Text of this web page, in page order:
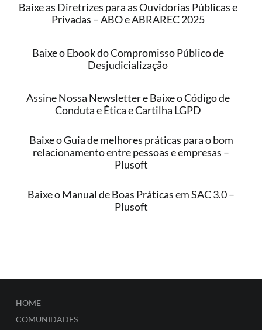
Baixe as Diretrizes para as Ouvidorias Públicas e
Privadas – ABO e ABRAREC 2025
Baixe o Ebook do Compromisso Público de
Desjudicialização
Assine Nossa Newsletter e Baixe o Código de
Conduta e Ética e Cartilha LGPD
Baixe o Guia de melhores práticas para o bom
relacionamento entre pessoas e empresas –
Plusoft
Baixe o Manual de Boas Práticas em SAC 3.0 –
Plusoft
HOME
COMUNIDADES